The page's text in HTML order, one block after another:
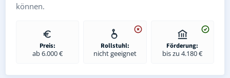
können.
Preis:
ab 6.000 €
Rollstuhl:
nicht geeignet
Förderung:
bis zu 4.180 €